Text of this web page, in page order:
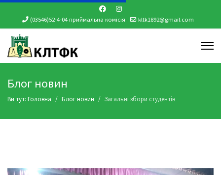
(03546)52-4-04 приймальна комісія kltk1892@gmail.com
Блог новин
Ви тут: Головна Блог новин Загальні збори студентів